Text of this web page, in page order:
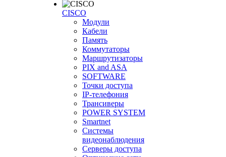
CISCO
Модули
Кабели
Память
Коммутаторы
Маршрутизаторы
PIX and ASA
SOFTWARE
Точки доступа
IP-телефония
Трансиверы
POWER SYSTEM
Smartnet
Системы
видеонаблюдения
Серверы доступа